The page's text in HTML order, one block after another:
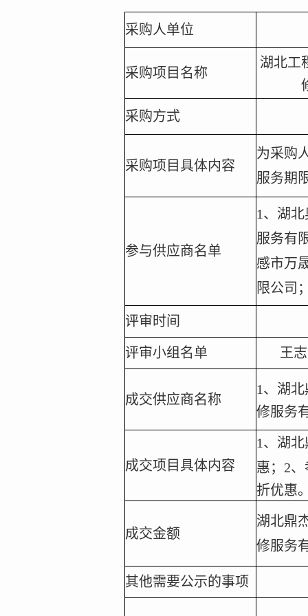
采购人单位
采购项目名称
湖北工
采购方式
采购项目具体内容
为采购
服务期
参与供应商名单
1、湖
服务有
感市万
限公司
评审时间
评审小组名单 王
成交供应商名称
1、湖
修服务
成交项目具体内容
1、湖
惠； 2、
折优惠
成交金额
湖北鼎
修服务
其他需要公示的事项